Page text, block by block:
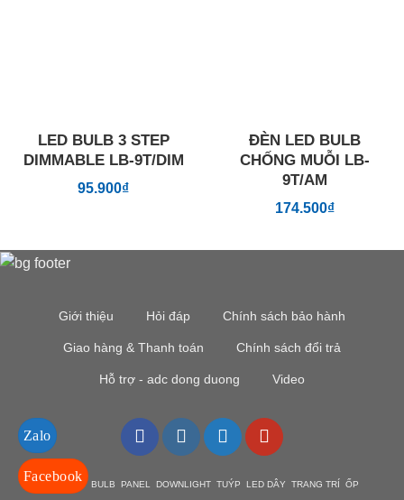
LED BULB 3 STEP
DIMMABLE LB-9T/DIM
95.900₫
ĐÈN LED BULB
CHỐNG MUỖI LB-
9T/AM
174.500₫
Giới thiệu Hỏi đáp Chính sách bảo hành
Giao hàng & Thanh toán Chính sách đổi trả
Hỗ trợ - adc dong duong Video
DEN LED BULB PANEL DOWNLIGHT TUÝP LED DÂY TRANG TRÍ ỐP
Zalo
Facebook